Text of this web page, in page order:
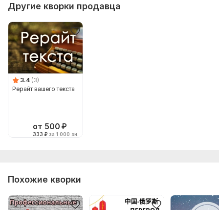
Другие кворки продавца
3.4 (3)
Рерайт вашего текста
от 500 ₽
333 ₽ за 1 000 зн.
Похожие кворки